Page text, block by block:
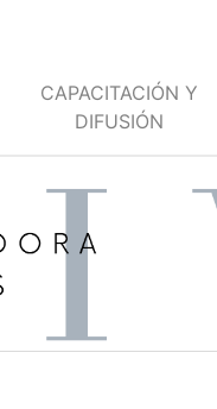
CAPACITACIÓN Y
DIFUSIÓN